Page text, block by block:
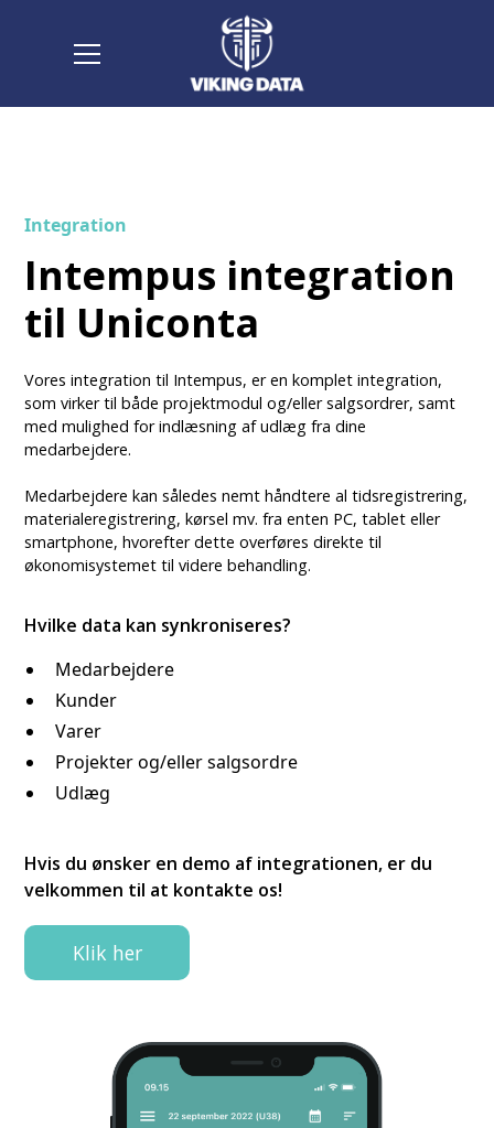
Integration
Intempus integration
til Uniconta
Vores integration til Intempus, er en komplet integration,
som virker til både projektmodul og/eller salgsordrer, samt
med mulighed for indlæsning af udlæg fra dine
medarbejdere.
Medarbejdere kan således nemt håndtere al tidsregistrering,
materialeregistrering, kørsel mv. fra enten PC, tablet eller
smartphone, hvorefter dette overføres direkte til
økonomisystemet til videre behandling.
Hvilke data kan synkroniseres?
Medarbejdere
Kunder
Varer
Projekter og/eller salgsordre
Udlæg
Hvis du ønsker en demo af integrationen, er du
velkommen til at kontakte os!
Klik her